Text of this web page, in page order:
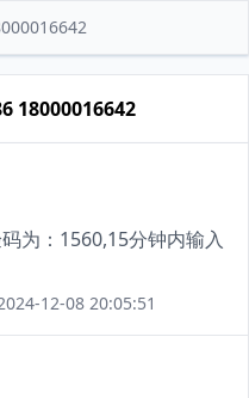
18000016642
为：1560,15分钟内输入
12-08 20:05:51